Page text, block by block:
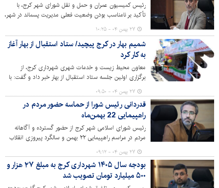
رئیس کمیسیون عمران و حمل ‌و نقل شورای شهر کرج، با
تأکید بر نامناسب بودن وضعیت فعلی مدیریت پسماند در شهر،
خواستار جمع‌آوری سکوی زباله حصارک و اجرای فوری
طرح‌های جامع پسماند از جمله احداث زباله‌سوز و لندفیل
مهندسی شد.
۲۷ بهمن ۰۴ - ۱۰:۲۵
شمیم بهار در کرج پیچید/ ستاد استقبال از بهار آغاز
به کار کرد
معاون محیط زیست و خدمات شهری شهرداری کرج، از
برگزاری اولین جلسه ستاد استقبال از بهار خبر داد و گفت: با
همکاری سازمان‌های تابعه شهرداری کرج، برنامه‌ریزی برای
خدمات‌رسانی مطلوب به شهروندان و مسافران نوروزی در
دستور کار قرار گرفته است.
۲۷ بهمن ۰۴ - ۰۹:۵۰
قدردانی رئیس شورا از حماسه حضور مردم در
راهپیمایی 22 بهمن‌ماه
رئیس شورای اسلامی شهر کرج از حضور گسترده و آگاهانه
مردم در مراسم راهپیمایی ۲۲ بهمن و سالگرد پیروزی انقلاب
اسلامی تقدیر کرد.
۲۷ بهمن ۰۴ - ۰۹:۱۲
بودجه سال ۱۴۰۵ شهرداری کرج به مبلغ ۲۷ هزار و
۵۰۰ میلیارد تومان تصویب شد